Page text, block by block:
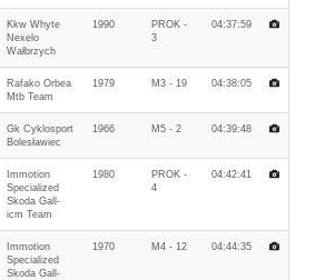
Kkw Whyte
Nexelo
Wałbrzych
1990
PROK -
3
04:37:59
Rafako Orbea
Mtb Team
1979 M3 - 19 04:38:05
Gk Cyklosport
Bolesławiec
1966 M5 - 2 04:39:48
Immotion
Specialized
Skoda Gall-
icm Team
1980
PROK -
4
04:42:41
Immotion
Specialized
Skoda Gall-
1970 M4 - 12 04:44:35